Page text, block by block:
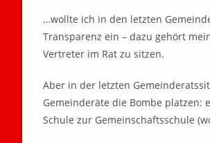
…wollte ich in den letzten
Transparenz ein – dazu gehört
Vertreter im Rat zu sitzen.
Aber in der letzten
Gemeinderäte die Bombe platzen:
Schule zur Gemeinschaftsschule